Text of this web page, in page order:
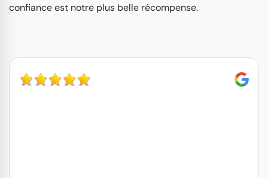
confiance est notre plus belle récompense.